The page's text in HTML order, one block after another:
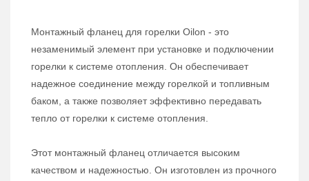
Монтажный фланец для горелки Oilon - это
незаменимый элемент при установке и подключении
горелки к системе отопления. Он обеспечивает
надежное соединение между горелкой и топливным
баком, а также позволяет эффективно передавать
тепло от горелки к системе отопления.
Этот монтажный фланец отличается высоким
качеством и надежностью. Он изготовлен из прочного